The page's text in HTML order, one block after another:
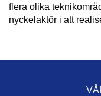
flera olika
nyckelaktör i att